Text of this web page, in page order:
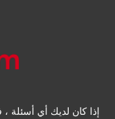
إذا كان لديك أي أسئلة